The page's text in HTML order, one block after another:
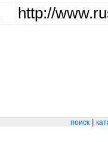
http://
поиск